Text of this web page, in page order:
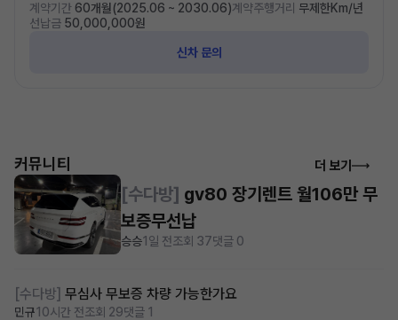
계약기간 60개월(2025.06 ~ 2030.06)계약주행거리 무제한Km/년
선납금 50,000,000원
신차 문의
커뮤니티 더 보기
[수다방] 무심사 무보증 차량 가능한가요
민규10시간 전조회 29댓글 1
[수다방] gv80 장기렌트 월106만 무
보증무선납
승승1일 전조회 37댓글 0